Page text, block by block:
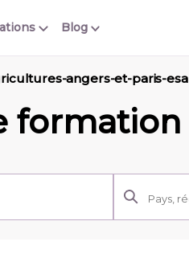
Blog
angers-et-paris-esa
formation